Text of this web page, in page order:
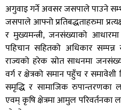
अगुवाइ गर्ने अवसर जसपाले पाउने
जसपाले आफ्नो प्रतिबद्धताहरुमा प्रत्यक्ष
र मुख्यमन्त्री, जनसंख्याको आधारमा
पहिचान सहितको अधिकार सम्पन्न
राज्यको हरेक स्रोत साधनमा
वर्ग र क्षेत्रको समान पहुँच र
समृद्धि र सामाजिक रुपान्तरणका
एवम् कृषि क्षेत्रमा आमुल परिवर्तनका